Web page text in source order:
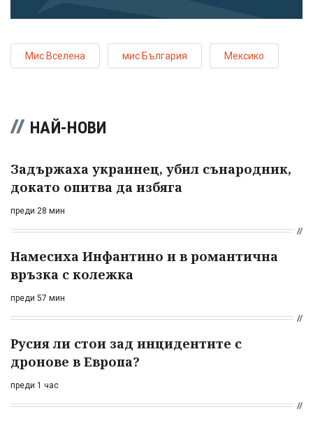
Мис Вселена мис България Мексико
НАЙ-НОВИ
Задържаха украинец, убил сънародник,
докато опитва да избяга
преди 28 мин
Намесиха Инфантино и в романтична
връзка с колежка
преди 57 мин
Русия ли стои зад инцидентите с
дронове в Европа?
преди 1 час